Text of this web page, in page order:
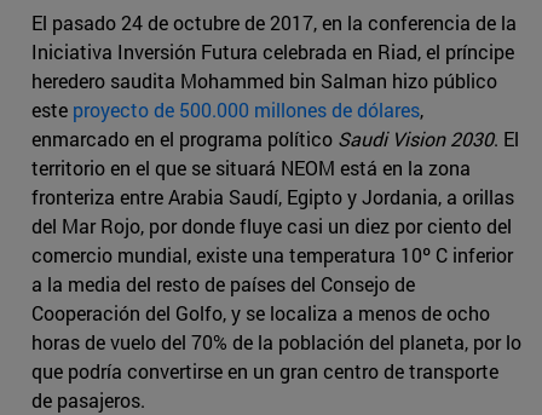
El pasado 24 de octubre de 2017, en la conferencia de la
Iniciativa Inversión Futura celebrada en Riad, el príncipe
heredero saudita Mohammed bin Salman hizo público
este proyecto de 500.000 millones de dólares,
enmarcado en el programa político Saudi Vision 2030. El
territorio en el que se situará NEOM está en la zona
fronteriza entre Arabia Saudí, Egipto y Jordania, a orillas
del Mar Rojo, por donde fluye casi un diez por ciento del
comercio mundial, existe una temperatura 10º C inferior
a la media del resto de países del Consejo de
Cooperación del Golfo, y se localiza a menos de ocho
horas de vuelo del 70% de la población del planeta, por lo
que podría convertirse en un gran centro de transporte
de pasajeros.